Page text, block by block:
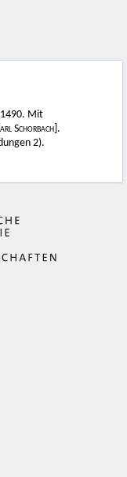
Mit
Schorbach] .
2).